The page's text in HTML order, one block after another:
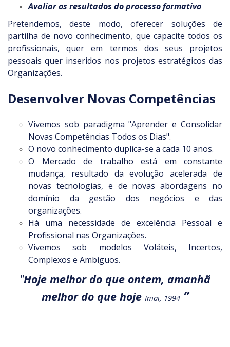
Avaliar os resultados do processo formativo
Pretendemos, deste modo, oferecer soluções de
partilha de novo conhecimento, que capacite todos os
profissionais, quer em termos dos seus projetos
pessoais quer inseridos nos projetos estratégicos das
Organizações.
Desenvolver Novas Competências
Vivemos sob paradigma "Aprender e Consolidar
Novas Competências Todos os Dias".
O novo conhecimento duplica-se a cada 10 anos.
O Mercado de trabalho está em constante
mudança, resultado da evolução acelerada de
novas tecnologias, e de novas abordagens no
domínio da gestão dos negócios e das
organizações.
Há uma necessidade de excelência Pessoal e
Profissional nas Organizações.
Vivemos sob modelos Voláteis, Incertos,
Complexos e Ambíguos.
"Hoje melhor do que ontem, amanhã
melhor do que hoje Imai, 1994 ”